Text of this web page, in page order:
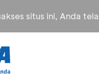
situs ini, Anda